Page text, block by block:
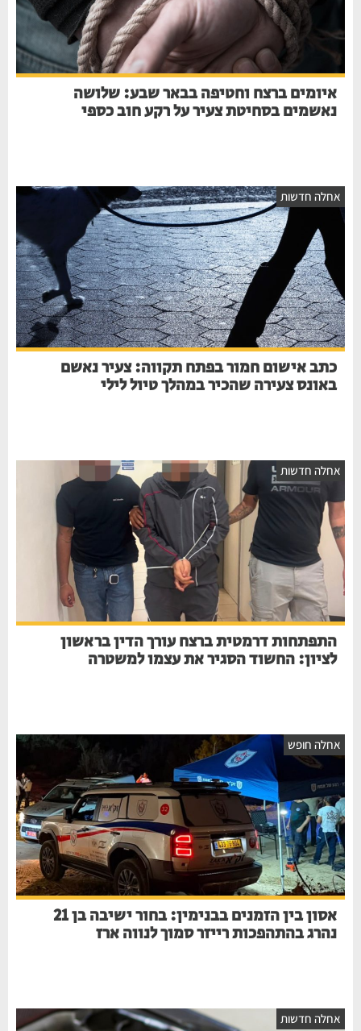
איומים ברצח וחטיפה בבאר שבע: שלושה
נאשמים בסחיטת צעיר על רקע חוב כספי
אחלה חדשות
כתב אישום חמור בפתח תקווה: צעיר נאשם
באונס צעירה שהכיר במהלך טיול לילי
אחלה חדשות
התפתחות דרמטית ברצח עורך הדין בראשון
לציון: החשוד הסגיר את עצמו למשטרה
אחלה חופש
אסון בין הזמנים בבנימין: בחור ישיבה בן 21
נהרג בהתהפכות רייזר סמוך לנווה ארז
אחלה חדשות